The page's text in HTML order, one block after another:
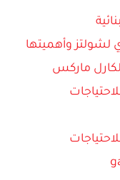
لشولتز وأهميتها
لكارل ماركس